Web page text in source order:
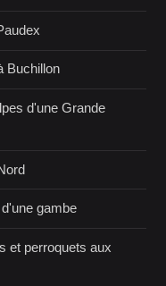
Buchillon
d'une Grande
gambe
et perroquets aux